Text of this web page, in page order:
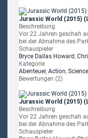
Jurassic World (2015)
Beschreibung
Vor 22 Jahren geschah
bei der Abnahme des
Schauspieler
Bryce Dallas Howard,
Kategorie
Abenteuer, Action,
Bewertungen (2)
Jurassic World (2015)
Beschreibung
Vor 22 Jahren geschah
bei der Abnahme des
Schauspieler